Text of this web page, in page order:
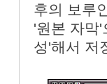
후의 보루
'원본 자막
성'해서 저